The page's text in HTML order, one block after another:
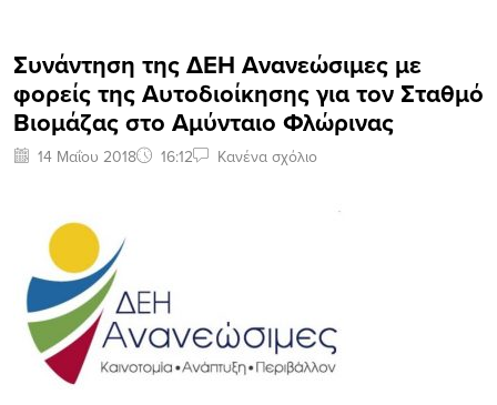
Συνάντηση της ΔΕΗ Ανανεώσιμες με
φορείς της Αυτοδιοίκησης για τον Σταθμό
Βιομάζας στο Αμύνταιο Φλώρινας
14 Μαΐου 2018 16:12 Κανένα σχόλιο